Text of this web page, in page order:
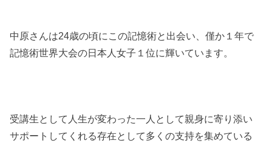
中原さんは24歳の頃にこの記憶術と出会い、僅か１年で
記憶術世界大会の日本人女子１位に輝いています。
受講生として人生が変わった一人として親身に寄り添い
サポートしてくれる存在として多くの支持を集めている